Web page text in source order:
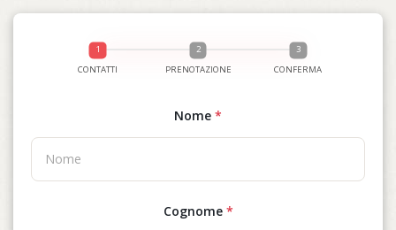
CONTATTI PRENOTAZIONE CONFERMA
Nome *
Cognome *